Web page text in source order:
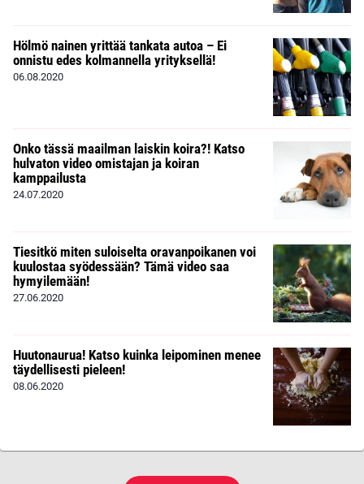
Hölmö nainen yrittää tankata autoa – Ei
onnistu edes kolmannella yrityksellä!
06.08.2020
Onko tässä maailman laiskin koira?! Katso
hulvaton video omistajan ja koiran
kamppailusta
24.07.2020
Tiesitkö miten suloiselta oravanpoikanen voi
kuulostaa syödessään? Tämä video saa
hymyilemään!
27.06.2020
Huutonaurua! Katso kuinka leipominen menee
täydellisesti pieleen!
08.06.2020